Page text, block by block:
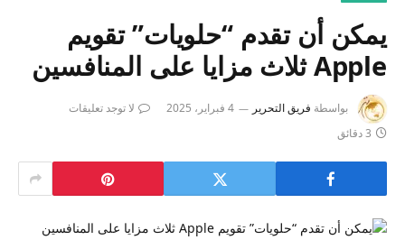
يمكن أن تقدم “حلويات” تقويم
Apple ثلاث مزايا على المنافسين
بواسطة فريق التحرير 4 فبراير، 2025
لا توجد تعليقات
3 دقائق